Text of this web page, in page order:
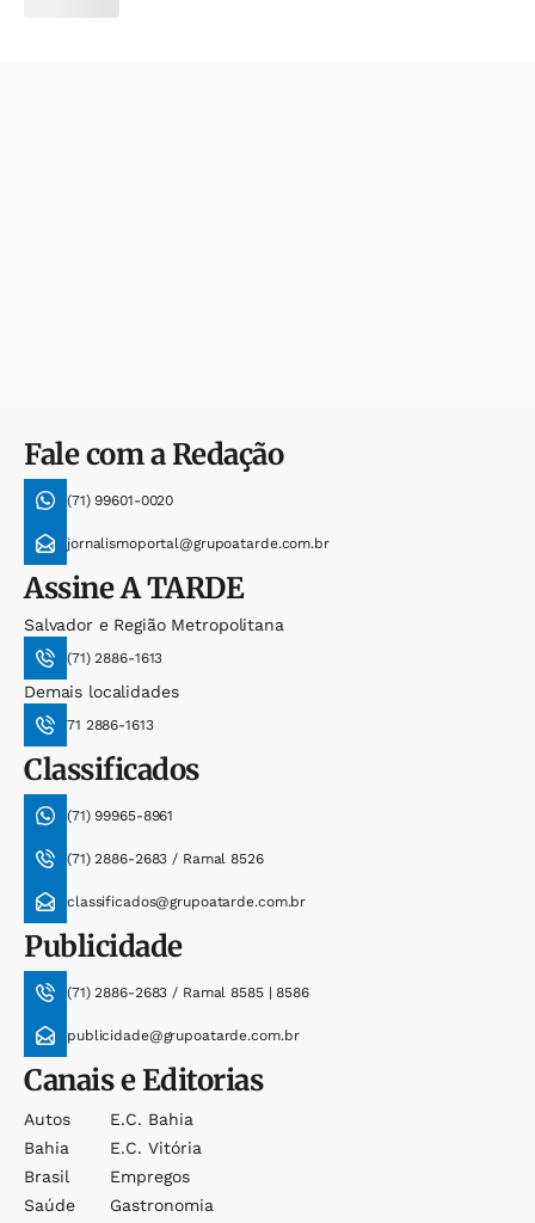
Fale com a Redação
(71) 99601-0020
jornalismoportal@grupoatarde.com.br
AssineA TARDE
Salvador e Região Metropolitana
(71) 2886-1613
Demais localidades
71 2886-1613
Classificados
(71) 99965-8961
(71) 2886-2683 / Ramal 8526
classificados@grupoatarde.com.br
Publicidade
(71) 2886-2683 / Ramal 8585 | 8586
publicidade@grupoatarde.com.br
Canais e Editorias
Autos
Bahia
Brasil
Saúde
E.c. Bahia
E.c. Vitória
Empregos
Gastronomia